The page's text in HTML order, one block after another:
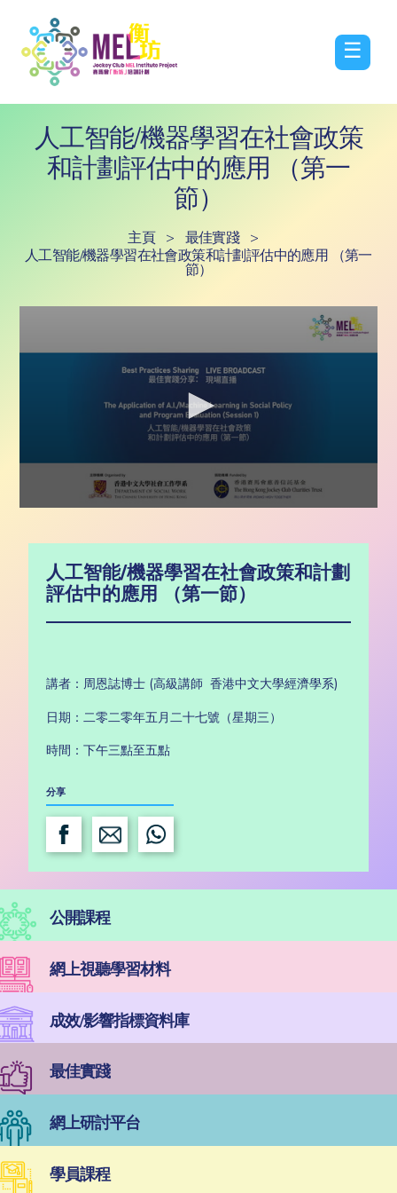
☰
人工智能/機器學習在社會政策
和計劃評估中的應用 （第一
節）
主頁 > 最佳實踐
>
人工智能/機器學習在社會政策和計劃評估中的應用 （第一
節）
of
minutes,
seconds
人工智能/機器學習在社會政策和計劃
評估中的應用 （第一節）
講者：周恩誌博士 (高級講師 香港中文大學經濟學系)
日期：二零二零年五月二十七號（星期三）
時間：下午三點至五點
分享
公開課程
網上視聽學習材料
成效/影響指標資料庫
最佳實踐
網上研討平台
學員課程